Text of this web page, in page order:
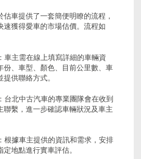
估車提供了一套簡便明瞭的流程，
速獲得愛車的市場估價。流程如
車主需在線上填寫詳細的車輛資
份、車型、顏色、目前公里數、車
供聯絡方式。
台北中古汽車的專業團隊會在收到
聯繫，進一步確認車輛狀況及車主
根據車主提供的資訊和需求，安排
地點進行實車評估。